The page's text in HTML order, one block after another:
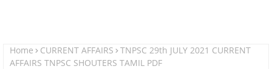
Home CURRENT AFFAIRS
TNPSC 29th JULY 2021 CURRENT
AFFAIRS TNPSC SHOUTERS TAMIL PDF